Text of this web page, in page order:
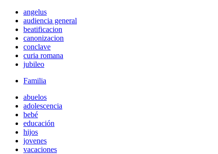
angelus
audiencia general
beatificacion
canonizacion
conclave
curia romana
jubileo
Familia
abuelos
adolescencia
bebé
educación
hijos
jovenes
vacaciones